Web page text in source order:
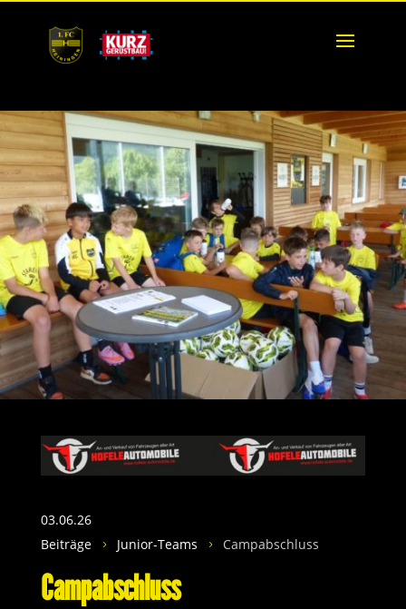
03.06.26
Beiträge
5 Junior-Teams 5 Campabschluss
Campabschluss